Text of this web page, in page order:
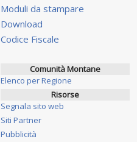
Moduli da stampare
Download
Codice Fiscale
Comunità Montane
Elenco per Regione
Risorse
Segnala sito web
Siti Partner
Pubblicità